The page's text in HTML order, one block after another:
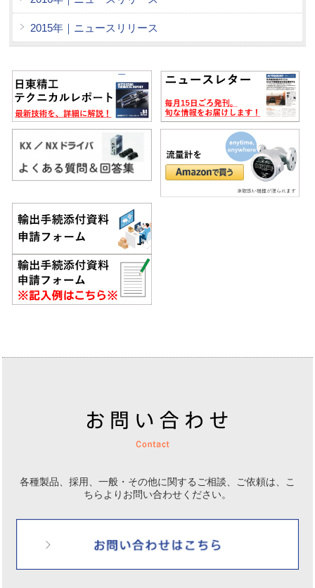
2015年｜ニュースリリース
各種製品、採用、一般・その他に関するご相談、ご依頼は、
こ
ちらよりお問い合わせください。